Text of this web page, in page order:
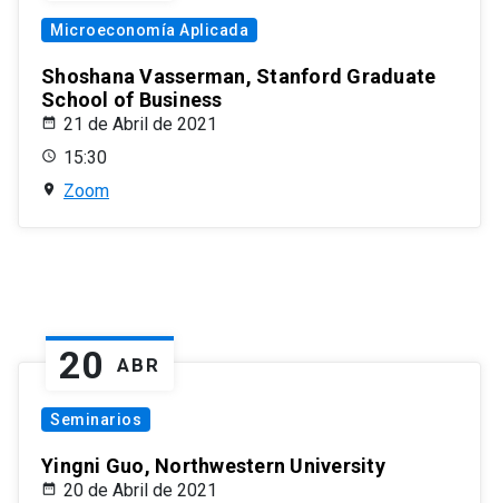
Microeconomía Aplicada
Shoshana Vasserman, Stanford Graduate
School of Business
21 de Abril de 2021
15:30
Zoom
20 ABR
Seminarios
Yingni Guo, Northwestern University
20 de Abril de 2021